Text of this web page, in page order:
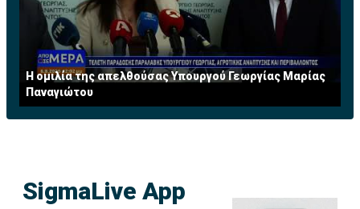
Η ομιλία της απελθούσας Υπουργού Γεωργίας Μαρίας
Παναγιώτου
SigmaLive App